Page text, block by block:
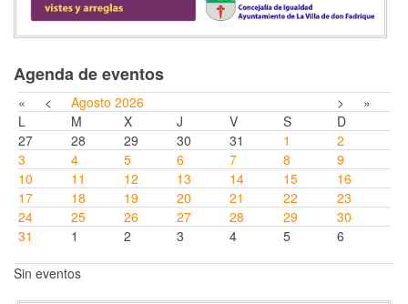
Agenda de eventos
« < Agosto 2026 >
»
L
M X J V S
D
27
28 29 30 31 1
2
3
4 5 6 7 8
9
10
11 12 13 14 15
16
17
18 19 20 21 22
23
24
25 26 27 28 29
30
31
1 2 3 4 5 6
Sin eventos